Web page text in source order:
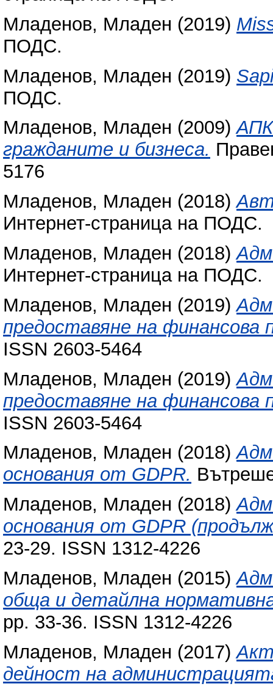
Младенов, Младен (2019)
ПОДС.
Младенов, Младен (2019)
ПОДС.
Младенов, Младен (2009)
гражданите и бизнеса.
5176
Младенов, Младен (2018)
Интернет-страница на ПОДС.
Младенов, Младен (2018)
Интернет-страница на ПОДС.
Младенов, Младен (2019)
предоставяне на финансова
ISSN 2603-5464
Младенов, Младен (2019)
предоставяне на финансова
ISSN 2603-5464
Младенов, Младен (2018)
основания от GDPR.
Младенов, Младен (2018)
основания от GDPR
23-29. ISSN 1312-4226
Младенов, Младен (2015)
обща и детайлна
pp. 33-36. ISSN 1312-4226
Младенов, Младен (2017)
дейност на